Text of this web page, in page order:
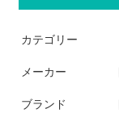
カテゴリー
メーカー
ブランド